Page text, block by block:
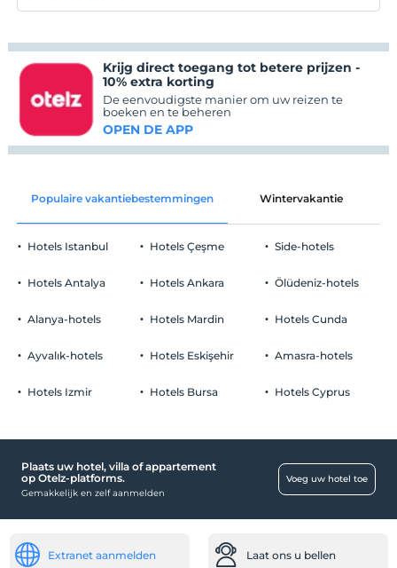
Krijg direct toegang tot betere prijzen -
10% extra korting
De eenvoudigste manier om uw reizen te
boeken en te beheren
OPEN DE APP
Populaire vakantiebestemmingen Wintervakantie
Hotels Istanbul
Hotels Antalya
Alanya-hotels
Ayvalık-hotels
Hotels Izmir
Hotels Çeşme
Hotels Ankara
Hotels Mardin
Hotels Eskişehir
Hotels Bursa
Side-hotels
Ölüdeniz-hotels
Hotels Cunda
Amasra-hotels
Hotels Cyprus
Plaats uw hotel, villa of appartement
op Otelz-platforms.
Gemakkelijk en zelf aanmelden
Voeg uw hotel toe
Extranet aanmelden Laat ons u bellen